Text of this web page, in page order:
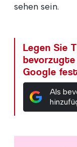
sehen sein.
Legen Sie
Google fest
Als